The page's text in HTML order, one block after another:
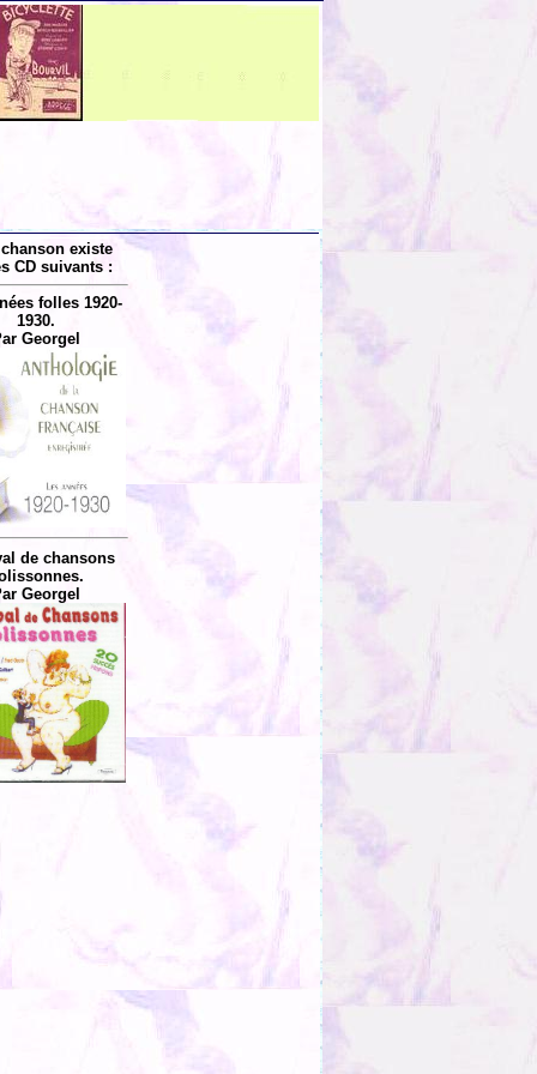
existe
CD suivants :
folles 1920-
1930.
Georgel
de chansons
Georgel